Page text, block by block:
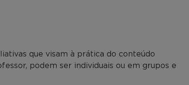
que visam à prática do conteúdo
podem ser individuais ou em grupos e